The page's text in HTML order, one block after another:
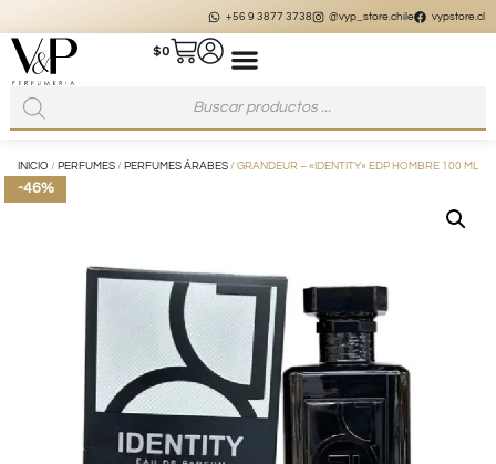
+56 9 3877 3738 @vyp_store.chile vypstore.cl
$0
INICIO / PERFUMES / PERFUMES ÁRABES / GRANDEUR – «IDENTITY» EDP HOMBRE 100 ML
-46%